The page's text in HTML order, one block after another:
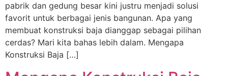
pabrik dan gedung besar kini justru menjadi solusi
favorit untuk berbagai jenis bangunan. Apa yang
membuat konstruksi baja dianggap sebagai pilihan
cerdas? Mari kita bahas lebih dalam. Mengapa
Konstruksi Baja […]